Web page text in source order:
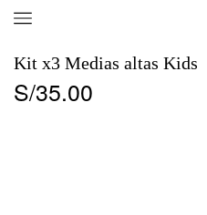
Kit x3 Medias altas Kids
S/35.00